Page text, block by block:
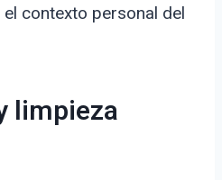
contexto personal del
limpieza